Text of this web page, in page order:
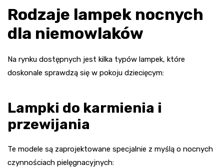
Rodzaje lampek nocnych
dla niemowlaków
Na rynku dostępnych jest kilka typów lampek, które
doskonale sprawdzą się w pokoju dziecięcym:
Lampki do karmienia i
przewijania
Te modele są zaprojektowane specjalnie z myślą o nocnych
czynnościach pielęgnacyjnych: